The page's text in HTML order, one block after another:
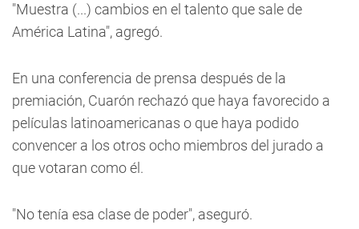
"Muestra (...) cambios en el talento que sale de
América Latina", agregó.
En una conferencia de prensa después de la
premiación, Cuarón rechazó que haya favorecido a
películas latinoamericanas o que haya podido
convencer a los otros ocho miembros del jurado a
que votaran como él.
"No tenía esa clase de poder", aseguró.